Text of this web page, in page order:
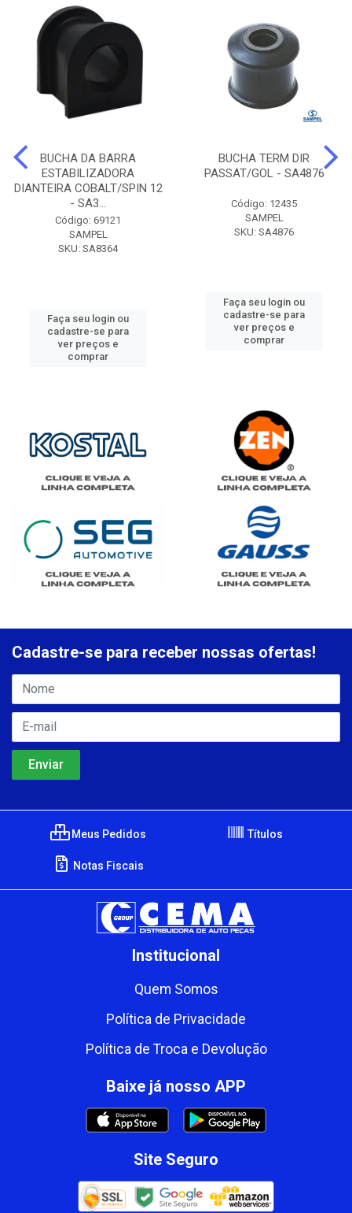
BUCHA DA BARRA
ESTABILIZADORA
DIANTEIRA COBALT/SPIN 12
- SA3...
Código: 69121
SAMPEL
SKU: SA8364
Faça seu login ou
cadastre-se para
ver preços e
comprar
BUCHA TERM DIR
PASSAT/GOL - SA4876
Código: 12435
SAMPEL
SKU: SA4876
Faça seu login ou
cadastre-se para
ver preços e
comprar
Cadastre-se para receber nossas ofertas!
Meus Pedidos Títulos
Notas Fiscais
Institucional
Quem Somos
Política de Privacidade
Política de Troca e Devolução
Baixe já nosso APP
Site Seguro